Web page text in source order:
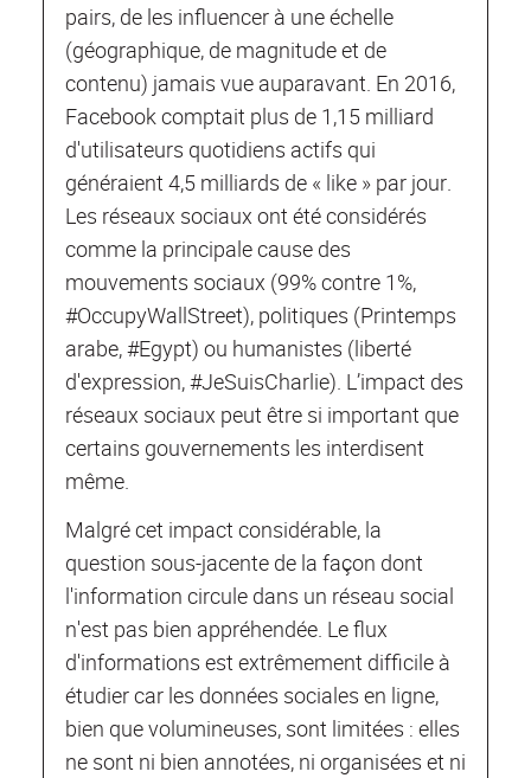
pairs, de les influencer à une échelle
(géographique, de magnitude et de
contenu) jamais vue auparavant. En 2016,
Facebook comptait plus de 1,15 milliard
d'utilisateurs quotidiens actifs qui
généraient 4,5 milliards de « like » par jour.
Les réseaux sociaux ont été considérés
comme la principale cause des
mouvements sociaux (99% contre 1%,
#OccupyWallStreet), politiques (Printemps
arabe, #Egypt) ou humanistes (liberté
d'expression, #JeSuisCharlie). L’impact des
réseaux sociaux peut être si important que
certains gouvernements les interdisent
même.
Malgré cet impact considérable, la
question sous-jacente de la façon dont
l'information circule dans un réseau social
n'est pas bien appréhendée. Le flux
d'informations est extrêmement difficile à
étudier car les données sociales en ligne,
bien que volumineuses, sont limitées : elles
ne sont ni bien annotées, ni organisées et ni